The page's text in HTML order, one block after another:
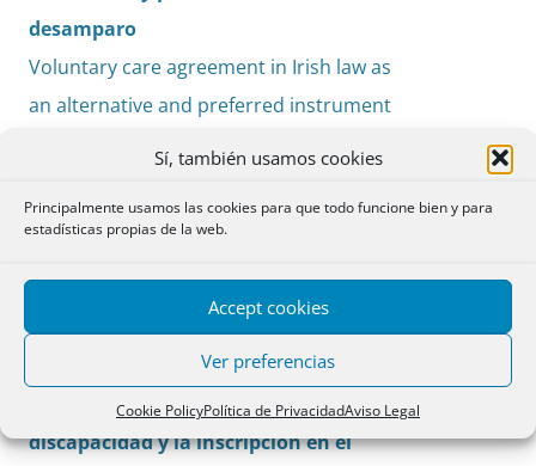
Sí, también usamos cookies
Principalmente usamos las cookies para que todo funcione bien y para
estadísticas propias de la web.
Accept cookies
Ver preferencias
Cookie PolicyPolítica de PrivacidadAviso Legal
desamparo
Voluntary care agreement in Irish law as
an alternative and preferred instrument
against abandonment
La inscripción en el Registro Civil de
documentos públicos sobre medidas
de apoyo a las personas con
discapacidad y la inscripción en el
PDF